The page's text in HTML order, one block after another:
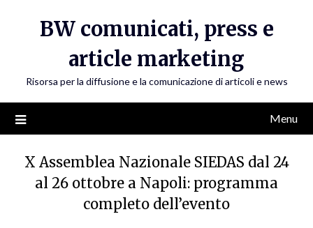
BW comunicati, press e
article marketing
Risorsa per la diffusione e la comunicazione di articoli e news
Menu
X Assemblea Nazionale SIEDAS dal 24
al 26 ottobre a Napoli: programma
completo dell’evento